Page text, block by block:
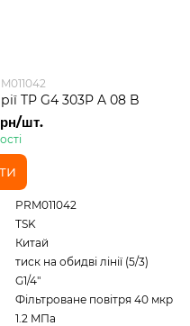
TP G4 303P A 08 B
шт.
PRM011042
TSK
Китай
тиск на обидві лінії (5/3)
G1/4"
Фільтроване повітря 40 мкр
1.2 MПа